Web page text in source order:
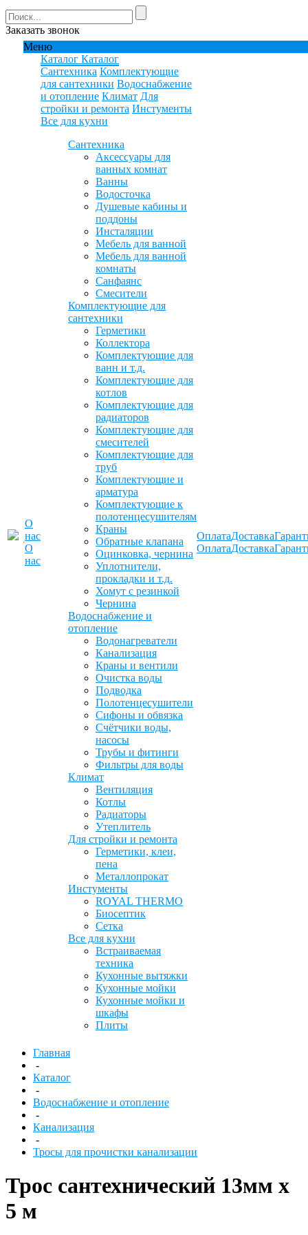
Заказать звонок
Меню
О
нас
О
нас
Каталог Каталог
Сантехника Комплектующие
для сантехники Водоснабжение
и отопление Климат Для
стройки и ремонта Инстументы
Все для кухни
Сантехника
Аксессуары для
ванных комнат
Ванны
Водосточка
Душевые кабины и
поддоны
Инсталяции
Мебель для ванной
Мебель для ванной
комнаты
Санфаянс
Смесители
Комплектующие для
сантехники
Герметики
Коллектора
Комплектующие для
ванн и т.д.
Комплектующие для
котлов
Комплектующие для
радиаторов
Комплектующие для
смесителей
Комплектующие для
труб
Комплектующие и
арматура
Комплектующие к
полотенцесушителям
Краны
Обратные клапана
Оцинковка, чернина
Уплотнители,
прокладки и т.д.
Хомут с резинкой
Чернина
Водоснабжение и
отопление
Водонагреватели
Канализация
Краны и вентили
Очистка воды
Подводка
Полотенцесушители
Сифоны и обвязка
Счётчики воды,
насосы
Трубы и фитинги
Фильтры для воды
Климат
Вентиляция
Котлы
Радиаторы
Утеплитель
Для стройки и ремонта
Герметики, клеи,
пена
Металлопрокат
Инстументы
ROYAL THERMO
Биосептик
Сетка
Все для кухни
Встраиваемая
техника
Кухонные вытяжки
Кухонные мойки
Кухонные мойки и
шкафы
Плиты
Оплата
Оплата
Доставка
Доставка
Главная
-
Каталог
-
Водоснабжение и отопление
-
Канализация
-
Тросы для прочистки канализации
Трос сантехнический 13мм х
5 м